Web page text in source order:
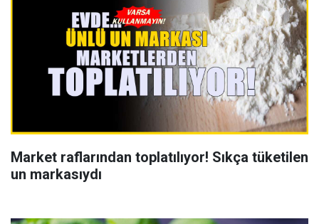
Market raflarından toplatılıyor! Sıkça tüketilen
un markasıydı